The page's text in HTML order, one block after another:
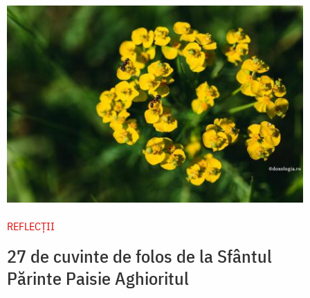
REFLECȚII
27 de cuvinte de folos de la Sfântul
Părinte Paisie Aghioritul